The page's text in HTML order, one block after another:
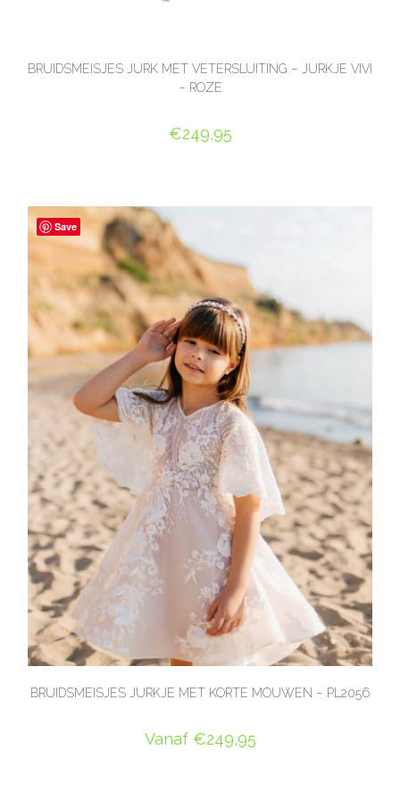
BRUIDSMEISJES JURK MET VETERSLUITING – JURKJE VIVI
– ROZE
€249,95
Save
BRUIDSMEISJES JURKJE MET KORTE MOUWEN – PL2056
Vanaf €249,95